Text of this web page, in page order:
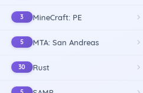
3 MineCraft: PE
5 MTA: San Andreas
30 Rust